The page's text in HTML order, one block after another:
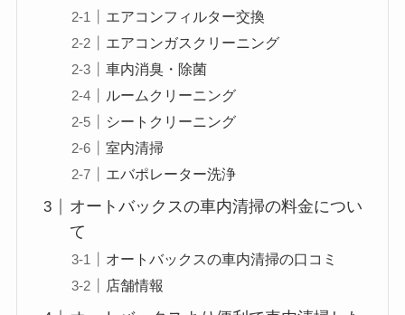
エアコンフィルター交換
エアコンガスクリーニング
車内消臭・除菌
ルームクリーニング
シートクリーニング
室内清掃
エバポレーター洗浄
オートバックスの車内清掃の料金につい
て
オートバックスの車内清掃の口コミ
店舗情報